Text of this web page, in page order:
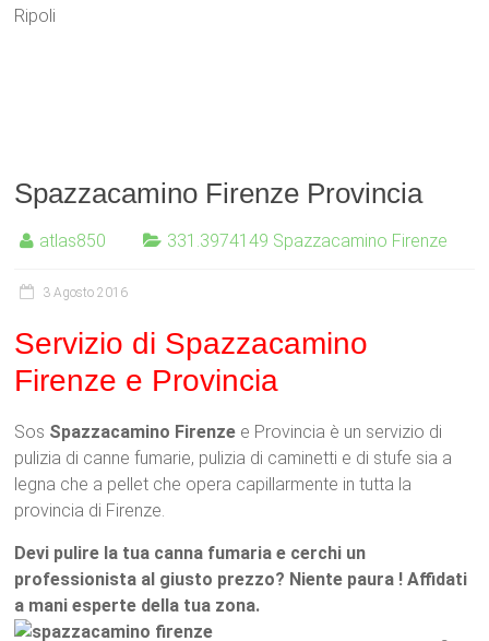
Ripoli
Spazzacamino Firenze Provincia
atlas850 331.3974149 Spazzacamino Firenze
3 Agosto 2016
Servizio di Spazzacamino
Firenze e Provincia
Sos Spazzacamino Firenze e Provincia è un servizio di
pulizia di canne fumarie, pulizia di caminetti e di stufe sia a
legna che a pellet che opera capillarmente in tutta la
provincia di Firenze.
Devi pulire la tua canna fumaria e cerchi un
professionista al giusto prezzo? Niente paura ! Affidati
a mani esperte della tua zona.